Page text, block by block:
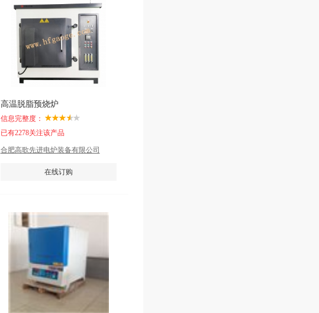
高温脱脂预烧炉
信息完整度：
已有2278关注该产品
合肥高歌先进电炉装备有限公司
在线订购